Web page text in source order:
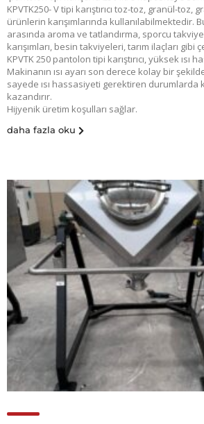
KPVTK250- V tipi karıştırıcı toz-toz, granül-toz,
ürünlerin karışımlarında kullanılabilmektedir.
arasında aroma ve tatlandırma, sporcu
karışımları, besin takviyeleri, tarım ilaçları gibi
KPVTK 250 pantolon tipi karıştırıcı, yüksek ısı
Makinanın ısı ayarı son derece kolay bir
sayede ısı hassasiyeti gerektiren durumlarda
kazandırır.
Hijyenik üretim koşulları sağlar.
daha fazla oku